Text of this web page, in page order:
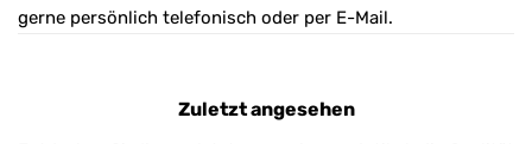
gerne persönlich telefonisch oder per E-Mail.
Zuletzt angesehen